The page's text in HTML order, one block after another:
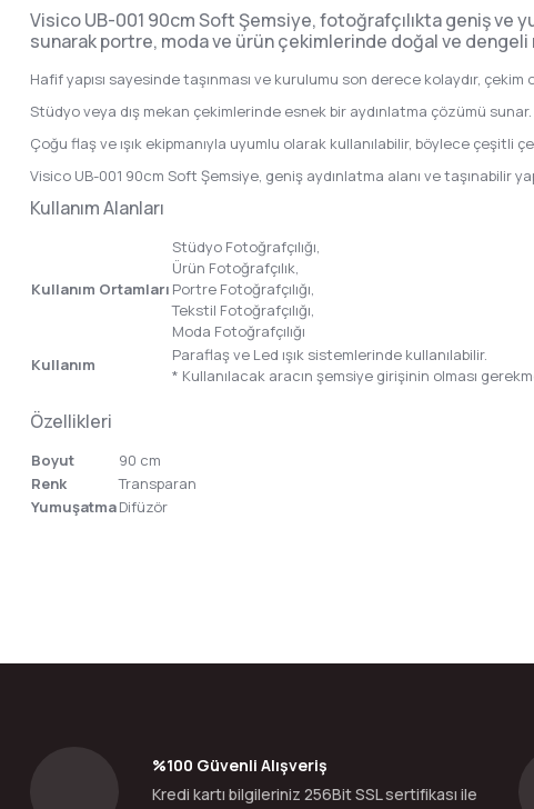
Visico UB-001 90cm Soft Şemsiye, fotoğrafçılıkta geniş ve
sunarak portre, moda ve ürün çekimlerinde doğal ve dengeli
Hafif yapısı sayesinde taşınması ve kurulumu son derece kolaydır,
Stüdyo veya dış mekan çekimlerinde esnek bir aydınlatma çözümü sunar.
Çoğu flaş ve ışık ekipmanıyla uyumlu olarak kullanılabilir, böylece çeşitli
Visico UB-001 90cm Soft Şemsiye, geniş aydınlatma alanı ve taşınabilir
Kullanım Alanları
Kullanım Ortamları
Stüdyo Fotoğrafçılığı,
Ürün Fotoğrafçılık,
Portre Fotoğrafçılığı,
Tekstil Fotoğrafçılığı,
Moda Fotoğrafçılığı
Kullanım
Paraflaş ve Led ışık sistemlerinde kullanılabilir.
* Kullanılacak aracın şemsiye girişinin olması
Özellikleri
Boyut
90 cm
Renk
Transparan
YumuşatmaDifüzör
Ürün fiyatı diğer sitelerden daha pahalı.
Bu ürüne benzer farklı alternatifler olmalı.
%100 Güvenli Alışveriş
Kredi kartı bilgileriniz 256Bit SSL sertifikası ile